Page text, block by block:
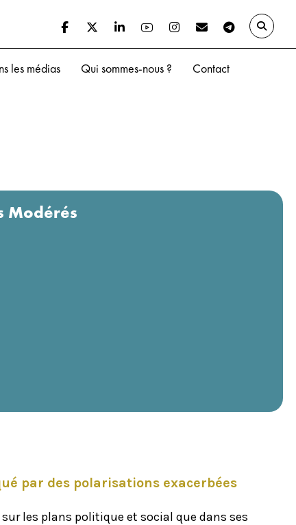
les médias Qui sommes-nous ? Contact
Modérés
par des polarisations exacerbées
les plans politique et social que dans ses